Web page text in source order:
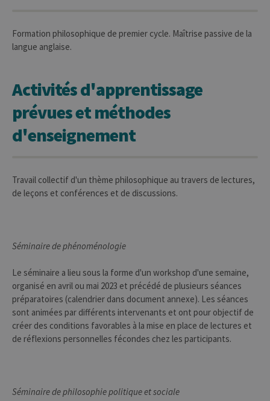
Formation philosophique de premier cycle. Maîtrise passive de la
langue anglaise.
Activités d'apprentissage
prévues et méthodes
d'enseignement
Travail collectif d'un thème philosophique au travers de lectures,
de leçons et conférences et de discussions.
Séminaire de phénoménologie
Le séminaire a lieu sous la forme d'un workshop d'une semaine,
organisé en avril ou mai 2023 et précédé de plusieurs séances
préparatoires (calendrier dans document annexe). Les séances
sont animées par différents intervenants et ont pour objectif de
créer des conditions favorables à la mise en place de lectures et
de réflexions personnelles fécondes chez les participants.
Séminaire de philosophie politique et sociale